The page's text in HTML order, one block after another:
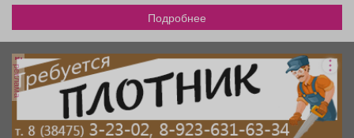
Подробнее
реклама